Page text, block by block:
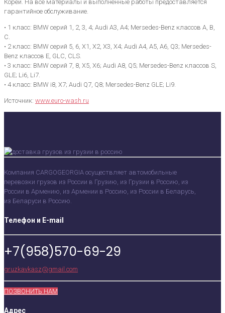
Кореи. На все материалы и выполненные работы предоставляется
гарантийное обслуживание.
• 1 класс: BMW серий 1, 2, 3, 4; Audi A3, A4; Mersedes-Benz классов A, B,
C.
• 2 класс: BMW серий 5, 6, X1, X2, X3, X4; Audi A4, A5, A6, Q3; Mersedes-
Benz классов E, GLC, CLS.
• 3 класс: BMW серий 7, 8, X5, X6; Audi A8, Q5; Mersedes-Benz классов S,
GLE; Li6, Li7.
• 4 класс: BMW i8, X7; Audi Q7, Q8; Mersedes-Benz GLE; Li9.
Источник: www.euro-wash.ru
Компания CARGOGEORGIA осуществляет автомобильные
перевозки грузов из России в Грузию, из Грузии в Россию, из
России в Армению, из Армении в Россию, из России в Беларусь,
из Беларуси в Россию.
Телефон и E-mail
+7(958)570-69-29
gruzkavkasz@gmail.com
ПОЗВОНИТЬ НАМ
Адрес